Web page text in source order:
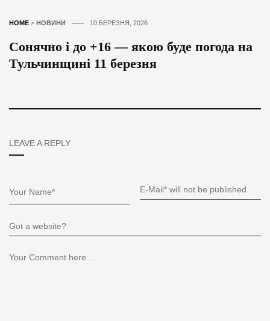
HOME > НОВИНИ 10 БЕРЕЗНЯ, 2026
Сонячно і до +16 — якою буде погода на
Тульчинщині 11 березня
LEAVE A REPLY